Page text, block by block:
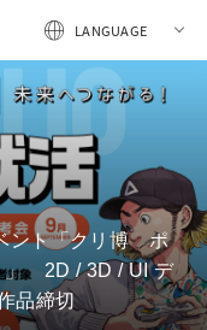
Mori CalliopeのMV
映ツークン研究所の